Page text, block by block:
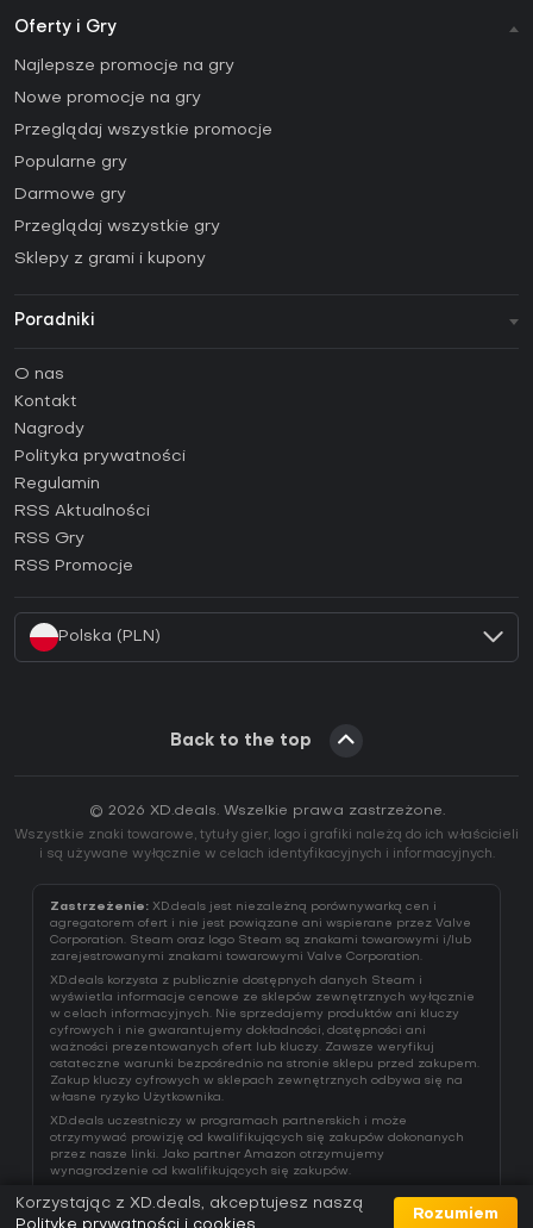
Oferty i Gry
Najlepsze promocje na gry
Nowe promocje na gry
Przeglądaj wszystkie promocje
Popularne gry
Darmowe gry
Przeglądaj wszystkie gry
Sklepy z grami i kupony
Poradniki
Poradniki
Jak aktywować klucz Steam (CD Key)?
Jak aktywować klucz Epic Games (CD Key)?
Jak aktywować klucz GOG (CD Key)?
Jak aktywować klucz Ubisoft Connect (CD Key)?
O nas
Kontakt
Nagrody
Polityka prywatności
Regulamin
RSS Aktualności
RSS Gry
RSS Promocje
Polska (PLN)
Back to the top
© 2026 XD.deals. Wszelkie prawa zastrzeżone.
Wszystkie znaki towarowe, tytuły gier, logo i grafiki należą do ich właścicieli
i są używane wyłącznie w celach identyfikacyjnych i informacyjnych.
Zastrzeżenie: XD.deals jest niezależną porównywarką cen i
agregatorem ofert i nie jest powiązane ani wspierane przez Valve
Corporation. Steam oraz logo Steam są znakami towarowymi i/lub
zarejestrowanymi znakami towarowymi Valve Corporation.
XD.deals korzysta z publicznie dostępnych danych Steam i
wyświetla informacje cenowe ze sklepów zewnętrznych wyłącznie
w celach informacyjnych. Nie sprzedajemy produktów ani kluczy
cyfrowych i nie gwarantujemy dokładności, dostępności ani
ważności prezentowanych ofert lub kluczy. Zawsze weryfikuj
ostateczne warunki bezpośrednio na stronie sklepu przed zakupem.
Zakup kluczy cyfrowych w sklepach zewnętrznych odbywa się na
własne ryzyko Użytkownika.
XD.deals uczestniczy w programach partnerskich i może
otrzymywać prowizję od kwalifikujących się zakupów dokonanych
przez nasze linki. Jako partner Amazon otrzymujemy
wynagrodzenie od kwalifikujących się zakupów.
Korzystając z XD.deals, akceptujesz naszą
Politykę prywatności i cookies
Rozumiem